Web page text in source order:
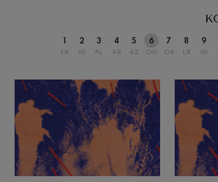
LR
2
IG
3
AL
4
AR
5
AZ
6
OG
7
OR
8
LR
9
IG